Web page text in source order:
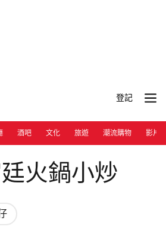
登記
酒吧 文化 旅遊 潮流購物 影片
Hotspot
火鍋小炒